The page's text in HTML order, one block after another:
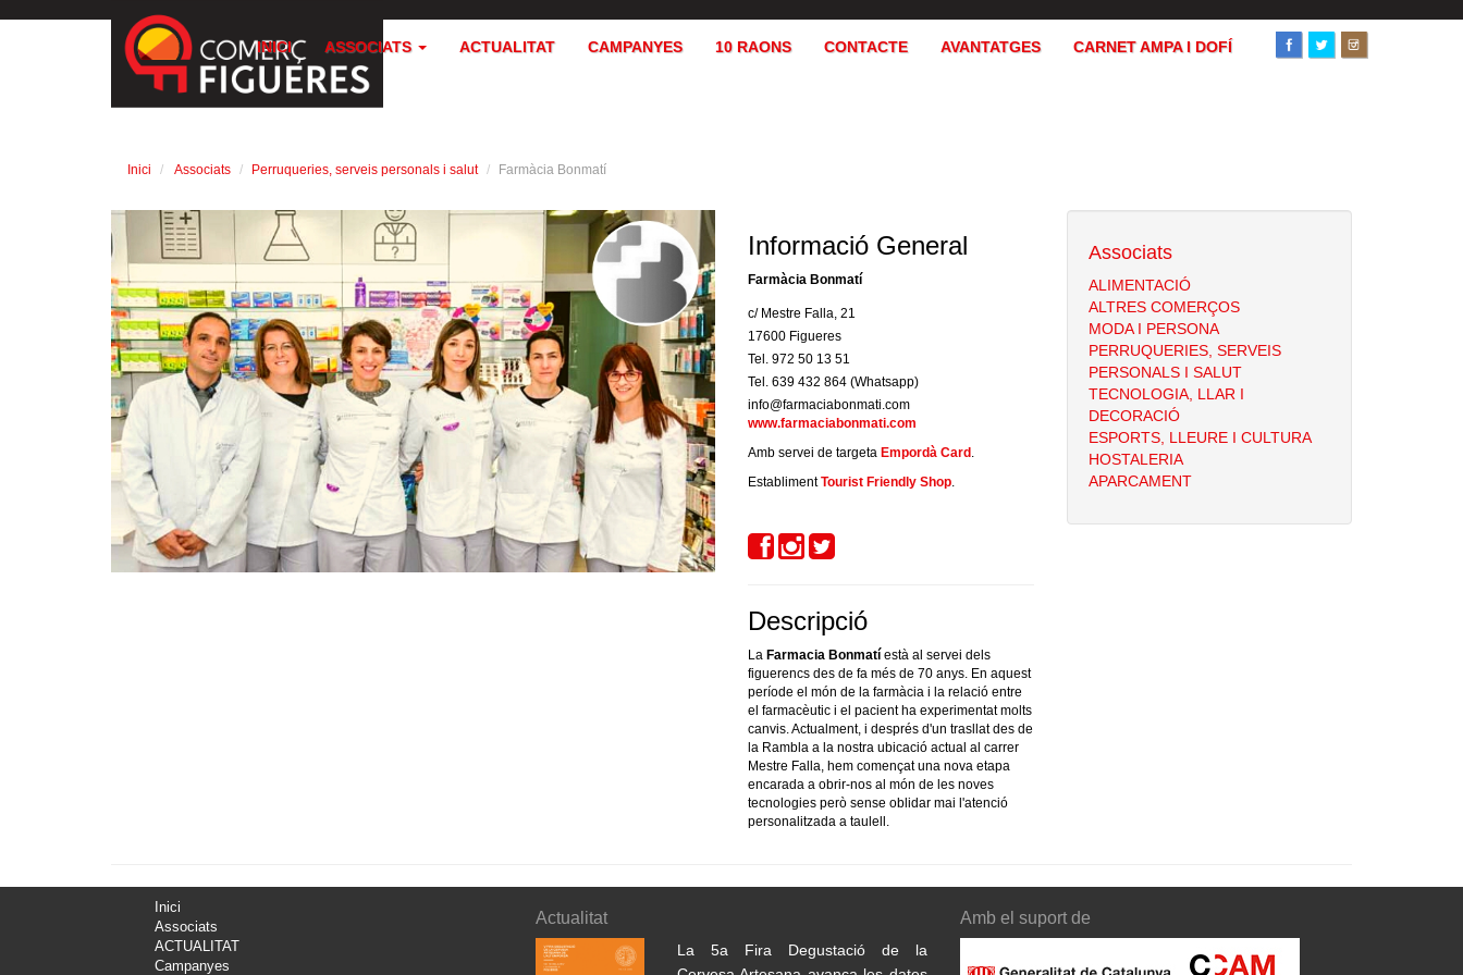
INICI ASSOCIATS ACTUALITAT CAMPANYES 10 RAONS CONTACTE AVANTATGES CARNET AMPA I DOFÍ
Inici Associats Perruqueries, serveis personals i salut Farmàcia Bonmatí
Informació General
Farmàcia Bonmatí
c/ Mestre Falla, 21
17600 Figueres
Tel. 972 50 13 51
Tel. 639 432 864 (Whatsapp)
info@farmaciabonmati.com
www.farmaciabonmati.com
Amb servei de targeta Empordà Card .
EstablimentTourist Friendly Shop.
Descripció
La Farmacia Bonmatí està al servei dels
figuerencs des de fa més de 70 anys. En aquest
període el món de la farmàcia i la relació entre
el farmacèutic i el pacient ha experimentat molts
canvis. Actualment, i després d'un trasllat des de
la Rambla a la nostra ubicació actual al carrer
Mestre Falla, hem començat una nova etapa
encarada a obrir-nos al món de les noves
tecnologies però sense oblidar mai l'atenció
personalitzada a taulell.
Associats
ALIMENTACIÓ
ALTRES COMERÇOS
MODA I PERSONA
PERRUQUERIES, SERVEIS
PERSONALS I SALUT
TECNOLOGIA, LLAR I
DECORACIÓ
ESPORTS, LLEURE I CULTURA
HOSTALERIA
APARCAMENT
Inici
Associats
ACTUALITAT
Campanyes
Actualitat
La 5a Fira Degustació de la
Amb el suport de